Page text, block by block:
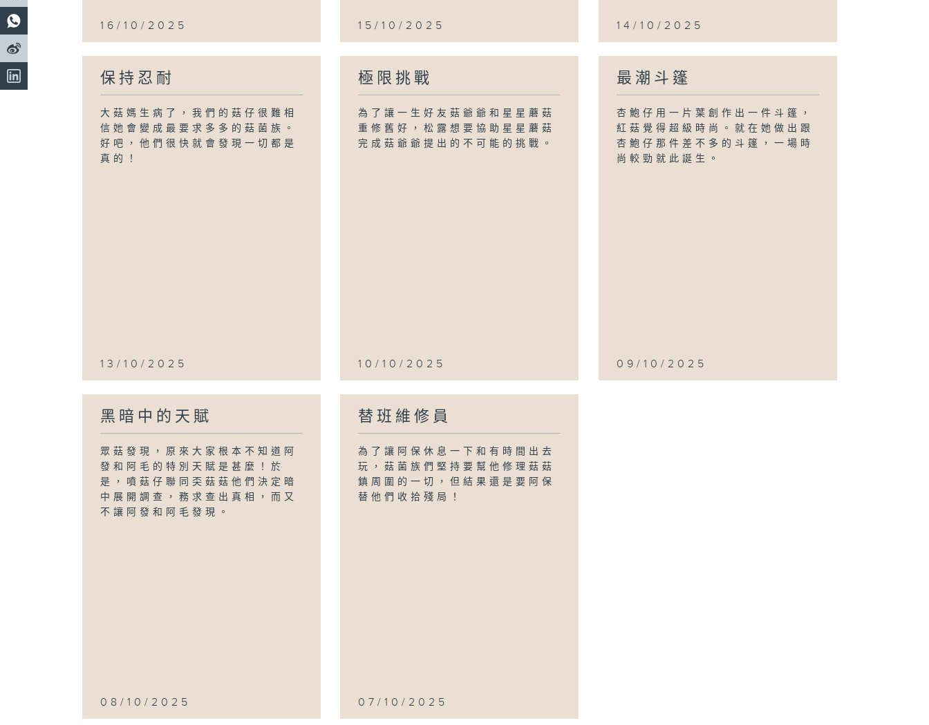
16/10/2025 15/10/2025 14/10/2025
保持忍耐
大菇媽生病了，我們的菇仔很難相
信她會變成最要求多多的菇菌族。
好吧，他們很快就會發現一切都是
真的！
13/10/2025
極限挑戰
為了讓一生好友菇爺爺和星星蘑菇
重修舊好，松露想要協助星星蘑菇
完成菇爺爺提出的不可能的挑戰。
10/10/2025
最潮斗篷
杏鮑仔用一片葉創作出一件斗篷，
紅菇覺得超級時尚。就在她做出跟
杏鮑仔那件差不多的斗篷，一場時
尚較勁就此誕生。
09/10/2025
黑暗中的天賦
眾菇發現，原來大家根本不知道阿
發和阿毛的特別天賦是甚麼！於
是，噴菇仔聯同奀菇菇他們決定暗
中展開調查，務求查出真相，而又
不讓阿發和阿毛發現。
08/10/2025
替班維修員
為了讓阿保休息一下和有時間出去
玩，菇菌族們堅持要幫他修理菇菇
鎮周圍的一切，但結果還是要阿保
替他們收拾殘局！
07/10/2025